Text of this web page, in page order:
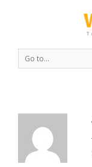
Go to...